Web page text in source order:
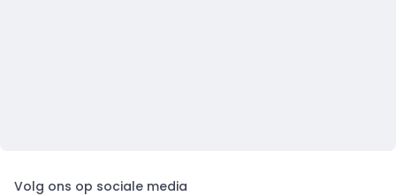
Volg ons op sociale media